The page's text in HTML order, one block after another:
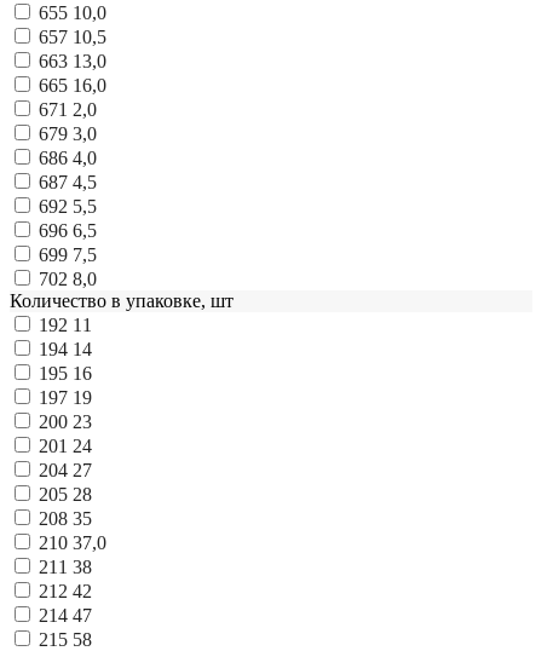
655 10,0
657 10,5
663 13,0
665 16,0
671 2,0
679 3,0
686 4,0
687 4,5
692 5,5
696 6,5
699 7,5
702 8,0
Количество в упаковке, шт
192 11
194 14
195 16
197 19
200 23
201 24
204 27
205 28
208 35
210 37,0
211 38
212 42
214 47
215 58